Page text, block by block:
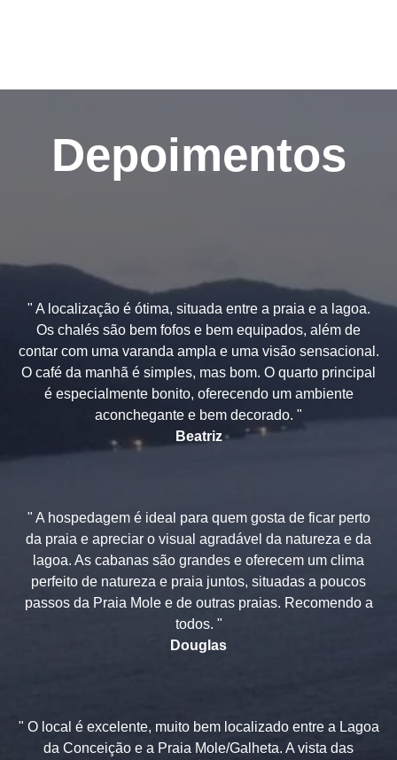
Depoimentos
" A localização é ótima, situada entre a praia e a lagoa.
Os chalés são bem fofos e bem equipados, além de
contar com uma varanda ampla e uma visão sensacional.
O café da manhã é simples, mas bom. O quarto principal
é especialmente bonito, oferecendo um ambiente
aconchegante e bem decorado. "
Beatriz
" A hospedagem é ideal para quem gosta de ficar perto
da praia e apreciar o visual agradável da natureza e da
lagoa. As cabanas são grandes e oferecem um clima
perfeito de natureza e praia juntos, situadas a poucos
passos da Praia Mole e de outras praias. Recomendo a
todos. "
Douglas
" O local é excelente, muito bem localizado entre a Lagoa
da Conceição e a Praia Mole/Galheta. A vista das